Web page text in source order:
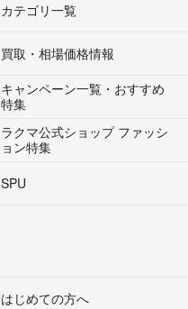
カテゴリ一覧
買取・相場価格情報
キャンペーン一覧・おすすめ
特集
ラクマ公式ショップ ファッシ
ョン特集
SPU
はじめての方へ